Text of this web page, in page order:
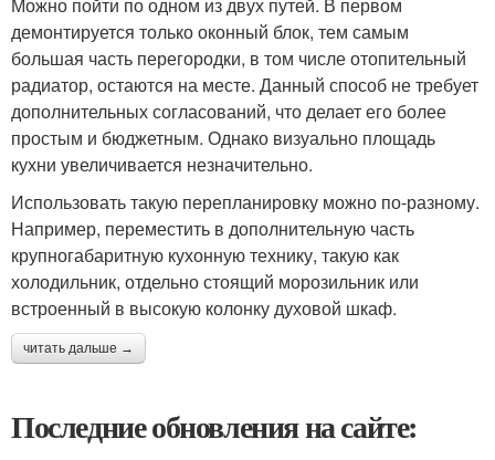
демонтируется только оконный блок, тем самым
большая часть перегородки, в том числе отопительный
радиатор, остаются на месте. Данный способ не требует
дополнительных согласований, что делает его более
простым и бюджетным. Однако визуально площадь
кухни увеличивается незначительно.
Использовать такую перепланировку можно по-разному.
Например, переместить в дополнительную часть
крупногабаритную кухонную технику, такую как
холодильник, отдельно стоящий морозильник или
встроенный в высокую колонку духовой шкаф.
читать дальше →
Последние обновления на сайте: